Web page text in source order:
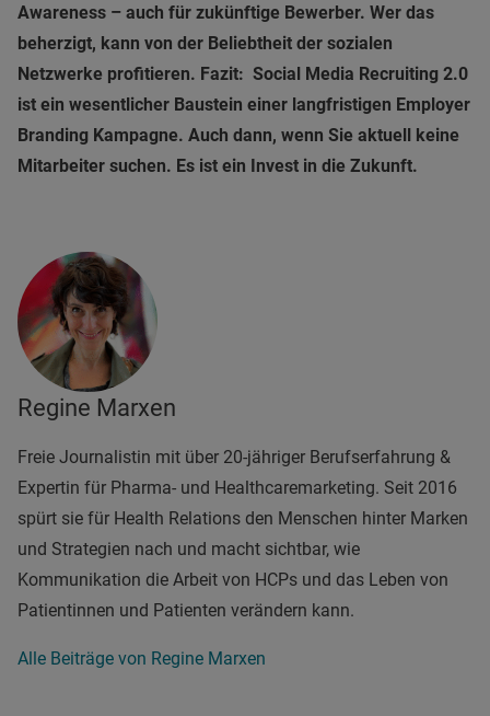
Awareness – auch für zukünftige Bewerber. Wer das
beherzigt, kann von der Beliebtheit der sozialen
Netzwerke profitieren. Fazit: Social Media Recruiting 2.0
ist ein wesentlicher Baustein einer langfristigen Employer
Branding Kampagne. Auch dann, wenn Sie aktuell keine
Mitarbeiter suchen. Es ist ein Invest in die Zukunft.
Regine Marxen
Freie Journalistin mit über 20-jähriger Berufserfahrung &
Expertin für Pharma- und Healthcaremarketing. Seit 2016
spürt sie für Health Relations den Menschen hinter Marken
und Strategien nach und macht sichtbar, wie
Kommunikation die Arbeit von HCPs und das Leben von
Patientinnen und Patienten verändern kann.
Alle Beiträge von Regine Marxen